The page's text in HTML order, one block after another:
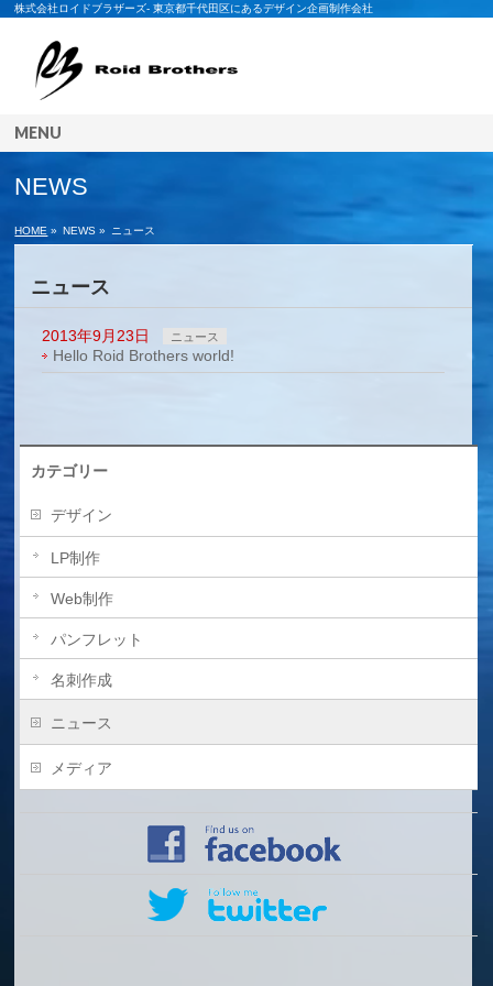
株式会社ロイドブラザーズ- 東京都千代田区にあるデザイン企画制作会社
MENU
NEWS
HOME » NEWS » ニュース
ニュース
2013年9月23日 ニュース
Hello Roid Brothers world!
カテゴリー
デザイン
LP制作
Web制作
パンフレット
名刺作成
ニュース
メディア